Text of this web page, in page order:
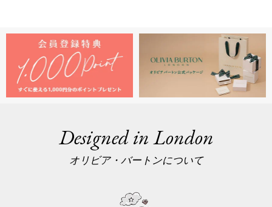
Designed in London
オリビア・バートンについて